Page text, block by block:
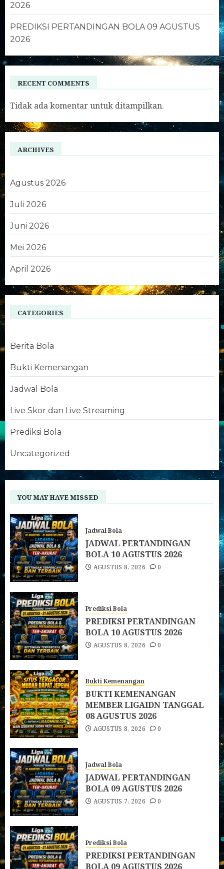
2026
PREDIKSI PERTANDINGAN BOLA 09 AGUSTUS
2026
RECENT COMMENTS
Tidak ada komentar untuk ditampilkan.
ARCHIVES
Agustus 2026
Juli 2026
Juni 2026
Mei 2026
April 2026
CATEGORIES
Berita Bola
Bukti Kemenangan
Jadwal Bola
Live Skor dan Live Streaming
Prediksi Bola
Uncategorized
YOU MAY HAVE MISSED
Jadwal Bola
JADWAL PERTANDINGAN
BOLA 10 AGUSTUS 2026
AGUSTUS 8, 2026 0
Prediksi Bola
PREDIKSI PERTANDINGAN
BOLA 10 AGUSTUS 2026
AGUSTUS 8, 2026 0
Bukti Kemenangan
BUKTI KEMENANGAN
MEMBER LIGAIDN TANGGAL
08 AGUSTUS 2026
AGUSTUS 8, 2026 0
Jadwal Bola
JADWAL PERTANDINGAN
BOLA 09 AGUSTUS 2026
AGUSTUS 7, 2026 0
Prediksi Bola
PREDIKSI PERTANDINGAN
BOLA 09 AGUSTUS 2026